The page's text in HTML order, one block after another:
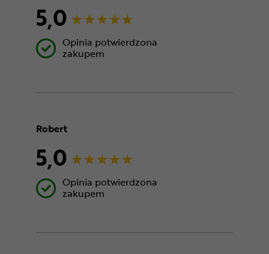
5,0
Opinia potwierdzona
zakupem
Robert
5,0
Opinia potwierdzona
zakupem